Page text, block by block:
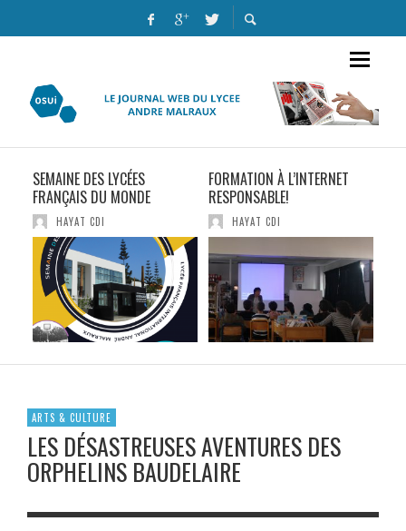
SEMAINE DES LYCÉES
FRANÇAIS DU MONDE
HAYAT CDI
FORMATION À L’INTERNET
RESPONSABLE!
HAYAT CDI
ARTS & CULTURE
LES DÉSASTREUSES AVENTURES DES
ORPHELINS BAUDELAIRE